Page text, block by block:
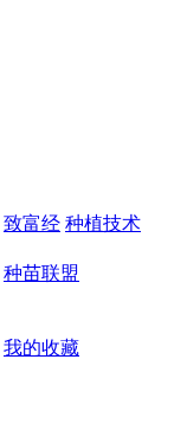
致富经 种植技术
种苗联盟
我的收藏